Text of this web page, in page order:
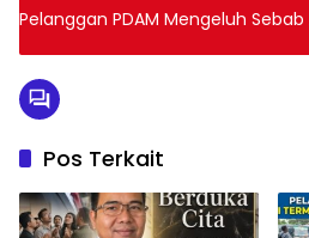
Pelanggan PDAM Mengeluh
Pos Terkait